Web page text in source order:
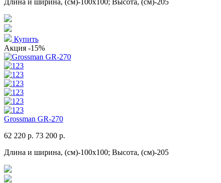
Купить
Акция -15%
Grossman GR-270
62 220 р. 73 200 р.
Длина и ширина, (см)-100x100; Высота, (см)-205